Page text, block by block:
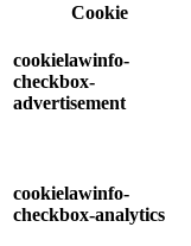
Cookie
cookielawinfo-
checkbox-
advertisement
cookielawinfo-
checkbox-analytics